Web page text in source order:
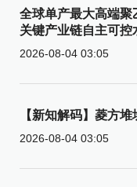
全球单产最大高端聚
关键产业链自主可控
2026-08-04 03:05
【新知解码】菱方
2026-08-04 03:05